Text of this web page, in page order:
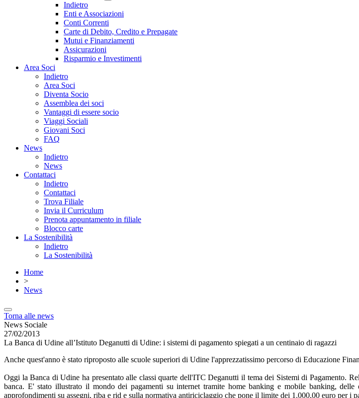
Indietro
Enti e Associazioni
Conti Correnti
Carte di Debito, Credito e Prepagate
Mutui e Finanziamenti
Assicurazioni
Risparmio e Investimenti
Area Soci
Indietro
Area Soci
Diventa Socio
Assemblea dei soci
Vantaggi di essere socio
Viaggi Sociali
Giovani Soci
FAQ
News
Indietro
News
Contattaci
Indietro
Contattaci
Trova Filiale
Invia il Curriculum
Prenota appuntamento in filiale
Blocco carte
La Sostenibilità
Indietro
La Sostenibilità
Home
>
News
Torna alle news
News Sociale
27/02/2013
La Banca di Udine all’Istituto Deganutti di Udine: i sistemi di pagamento spiegati a un centinaio di ragazzi
Anche quest'anno è stato riproposto alle scuole superiori di Udine l'apprezzatissimo percorso di Educazione
Oggi la Banca di Udine ha presentato alle classi quarte dell'ITC Deganutti il tema dei Sistemi di Pagamento.
banca. E' stato illustrato il mondo dei pagamenti su internet tramite home banking e mobile banking,
approfondimenti su assegni, riba e rid e sulla normativa antiriciclaggio che pone il limite dei 1.000,00 euro per i